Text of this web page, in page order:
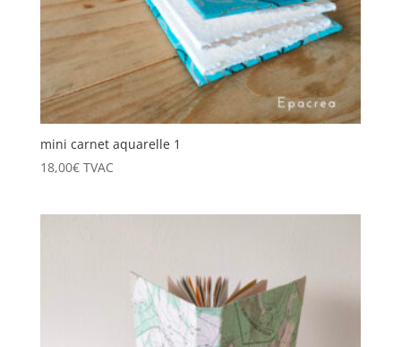
mini carnet aquarelle 1
18,00€ TVAC